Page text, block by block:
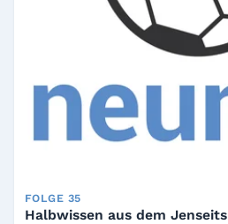
FOLGE 35
Halbwissen aus dem Jenseits